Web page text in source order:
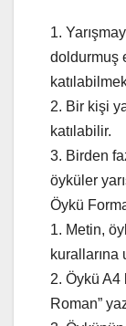
1.
doldurmuş
2. Bir kişi
katılabilir.
3. Birden
öyküler
Öykü
1. Metin,
kurallarına
2. Öykü A4
Roman”